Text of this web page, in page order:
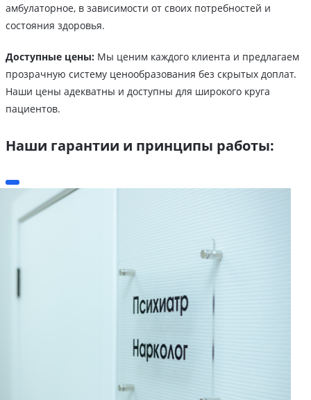
амбулаторное, в зависимости от своих потребностей и
состояния здоровья.
Доступные цены: Мы ценим каждого клиента и предлагаем
прозрачную систему ценообразования без скрытых доплат.
Наши цены адекватны и доступны для широкого круга
пациентов.
Наши гарантии и принципы работы: